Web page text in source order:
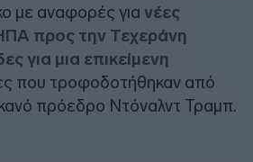
με αναφορές για νέες
προς την Τεχεράνη
για μια επικείμενη
που τροφοδοτήθηκαν από
πρόεδρο Ντόναλντ Τραμπ.